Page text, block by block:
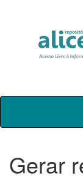
Skip
Gerar